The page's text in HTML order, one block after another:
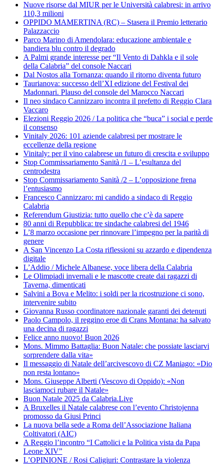
Nuove risorse dal MIUR per le Università calabresi: in arrivo
110,3 milioni
OPPIDO MAMERTINA (RC) – Stasera il Premio letterario
Palazzaccio
Parco Marino di Amendolara: educazione ambientale e
bandiera blu contro il degrado
A Palmi grande interesse per “Il Vento di Dahkla e il sole
della Calabria” del console Naccari
Dal Nostos alla Tornanza: quando il ritorno diventa futuro
Taurianova: successo dell’XI edizione del Festival dei
Madonnari. Plauso del console del Marocco Naccari
Il neo sindaco Cannizzaro incontra il prefetto di Reggio Clara
Vaccaro
Elezioni Reggio 2026 / La politica che “buca” i social e perde
il consenso
Vinitaly 2026: 101 aziende calabresi per mostrare le
eccellenze della regione
Vinitaly: per il vino calabrese un futuro di crescita e sviluppo
Stop Commissariamento Sanità /1 – L’esultanza del
centrodestra
Stop Commissariamento Sanità /2 – L’opposizione frena
l’entusiasmo
Francesco Cannizzaro: mi candido a sindaco di Reggio
Calabria
Referendum Giustizia: tutto quello che c’è da sapere
80 anni di Repubblica: tre sindache calabresi del 1946
L’8 marzo occasione per rinnovare l’impegno per la parità di
genere
A San Vincenzo La Costa riflessioni su azzardo e dipendenza
digitale
L’Addio / Michele Albanese, voce libera della Calabria
Le Olimpiadi invernali e le mascotte create dai ragazzi di
Taverna, dimenticati
Salvini a Bova e Melito: i soldi per la ricostruzione ci sono,
intervenire subito
Giovanna Russo coordinatore nazionale garanti dei detenuti
Paolo Campolo, il reggino eroe di Crans Montana: ha salvato
una decina di ragazzi
Felice anno nuovo! Buon 2026
Mons. Mimmo Battaglia: Buon Natale: che possiate lasciarvi
sorprendere dalla vita»
Il messaggio di Natale dell’arcivescovo di CZ Maniago: «Dio
non resta lontano»
Mons. Giuseppe Alberti (Vescovo di Oppido): «Non
lasciamoci rubare il Natale»
Buon Natale 2025 da Calabria.Live
A Bruxelles il Natale calabrese con l’evento Christojenna
promosso da Giusi Princi
La nuova bella sede a Roma dell’Associazione Italiana
Coltivatori (AIC)
A Reggio l’incontro “I Cattolici e la Politica vista da Papa
Leone XIV”
L’OPINIONE / Rosi Caligiuri: Contrastare la violenza